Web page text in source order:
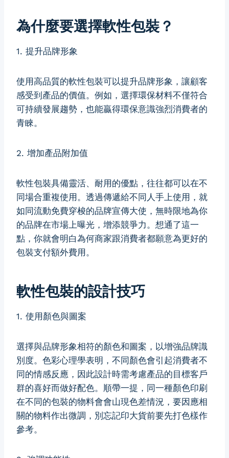
為什麼要選擇軟性包裝？
1. 提升品牌形象
使用高品質的軟性包裝可以提升品牌形象，讓顧客
感受到產品的價值。例如，選擇環保材料不僅符合
可持續發展趨勢，也能贏得環保意識強烈消費者的
青睞。
2. 增加產品附加值
軟性包裝具備靈活、耐用的優點，往往都可以在不
同場合重複使用。透過傳遞給不同人手上使用，就
如同流動免費穿梭的品牌宣傳大使，無時限地為你
的品牌在市場上曝光，增添競爭力。想通了這一
點，你就會明白為何商家跟消費者都願意為更好的
包裝支付額外費用。
軟性包裝的設計技巧
1. 使用顏色與圖案
選擇與品牌形象相符的顏色和圖案，以增強品牌識
別度。色彩心理學表明，不同顏色會引起消費者不
同的情感反應，因此設計時需考慮產品的目標客戶
群的喜好而做好配色。順帶一提，同一種顏色印刷
在不同的包裝的物料會會山現色差情況，要因應相
關的物料作出微調，別忘記印大貨前要先打色樣作
參考。